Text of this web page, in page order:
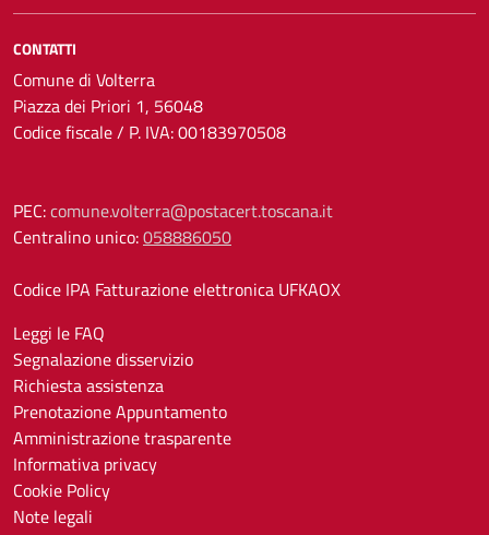
CONTATTI
Comune di Volterra
Piazza dei Priori 1, 56048
Codice fiscale / P. IVA: 00183970508
PEC:comune.volterra@postacert.toscana.it
Centralino unico:058886050
Codice IPA Fatturazione elettronica UFKAOX
Leggi le FAQ
Segnalazione disservizio
Richiesta assistenza
Prenotazione Appuntamento
Amministrazione trasparente
Informativa privacy
Cookie Policy
Note legali